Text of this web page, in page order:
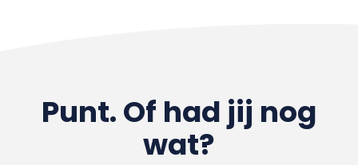
Punt. Of had jij nog
wat?